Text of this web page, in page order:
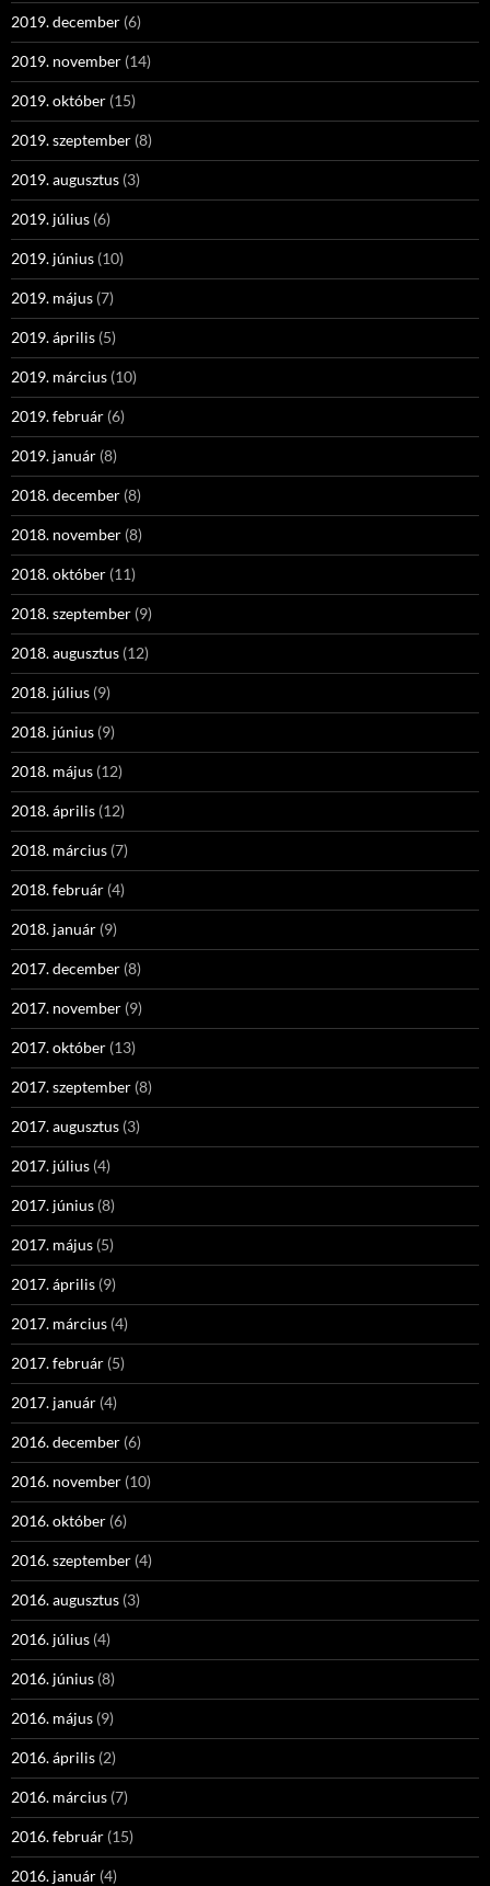
2019. december (6)
2019. november (14)
2019. október (15)
2019. szeptember (8)
2019. augusztus (3)
2019. július (6)
2019. június (10)
2019. május (7)
2019. április (5)
2019. március (10)
2019. február (6)
2019. január (8)
2018. december (8)
2018. november (8)
2018. október (11)
2018. szeptember (9)
2018. augusztus (12)
2018. július (9)
2018. június (9)
2018. május (12)
2018. április (12)
2018. március (7)
2018. február (4)
2018. január (9)
2017. december (8)
2017. november (9)
2017. október (13)
2017. szeptember (8)
2017. augusztus (3)
2017. július (4)
2017. június (8)
2017. május (5)
2017. április (9)
2017. március (4)
2017. február (5)
2017. január (4)
2016. december (6)
2016. november (10)
2016. október (6)
2016. szeptember (4)
2016. augusztus (3)
2016. július (4)
2016. június (8)
2016. május (9)
2016. április (2)
2016. március (7)
2016. február (15)
2016. január (4)